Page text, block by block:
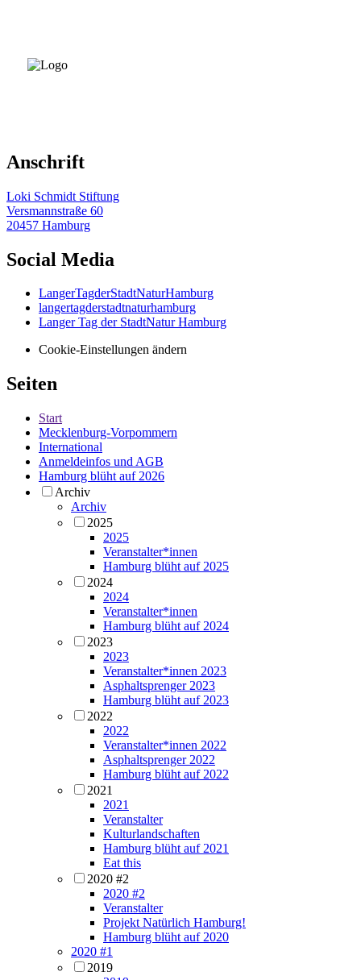
Anschrift
Loki Schmidt Stiftung
Versmannstraße 60
20457 Hamburg
Social Media
LangerTagderStadtNaturHamburg
langertagderstadtnaturhamburg
Langer Tag der StadtNatur Hamburg
Cookie-Einstellungen ändern
Seiten
Start
Mecklenburg-Vorpommern
International
Anmeldeinfos und AGB
Hamburg blüht auf 2026
Archiv
Archiv
2025
2025
Veranstalter*innen
Hamburg blüht auf 2025
2024
2024
Veranstalter*innen
Hamburg blüht auf 2024
2023
2023
Veranstalter*innen 2023
Asphaltsprenger 2023
Hamburg blüht auf 2023
2022
2022
Veranstalter*innen 2022
Asphaltsprenger 2022
Hamburg blüht auf 2022
2021
2021
Veranstalter
Kulturlandschaften
Hamburg blüht auf 2021
Eat this
2020 #2
2020 #2
Veranstalter
Projekt Natürlich Hamburg!
Hamburg blüht auf 2020
2020 #1
2019